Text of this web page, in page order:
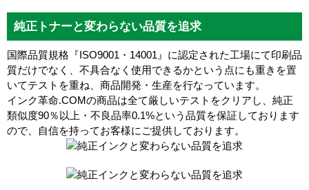
純正トナーと変わらない品質を追求
国際品質規格『ISO9001・14001』に認定された工場にて印刷品
質だけでなく、不具合なく使用できるかという点にも重きを置
いてテストを重ね、商品開発・生産を行なっています。
インク革命.COMの商品は全て厳しいテストをクリアし、 純正
類似度90％以上・不良品率0.1%という品質を保証しております
ので、自信を持ってお客様にご提供しております。